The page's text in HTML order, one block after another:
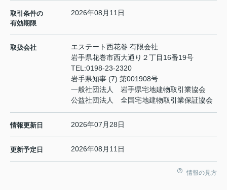
取引条件の
有効期限
2026年08月11日
取扱会社
エステート西花巻 有限会社
岩手県花巻市西大通り２丁目16番19号
TEL:0198-23-2320
岩手県知事 (7) 第001908号
一般社団法人 岩手県宅地建物取引業協会
公益社団法人 全国宅地建物取引業保証協会
情報更新日 2026年07月28日
更新予定日 2026年08月11日
情報の見方